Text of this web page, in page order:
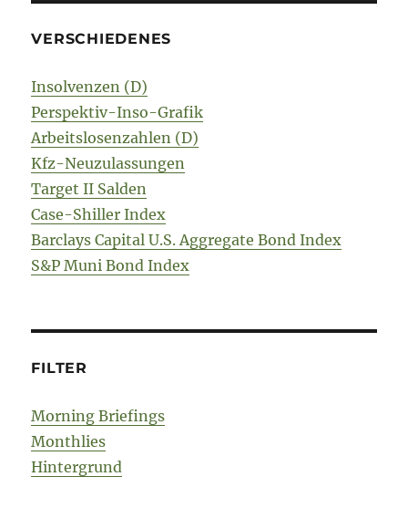
VERSCHIEDENES
Insolvenzen (D)
Perspektiv-Inso-Grafik
Arbeitslosenzahlen (D)
Kfz-Neuzulassungen
Target II Salden
Case-Shiller Index
Barclays Capital U.S. Aggregate Bond Index
S&P Muni Bond Index
FILTER
Morning Briefings
Monthlies
Hintergrund